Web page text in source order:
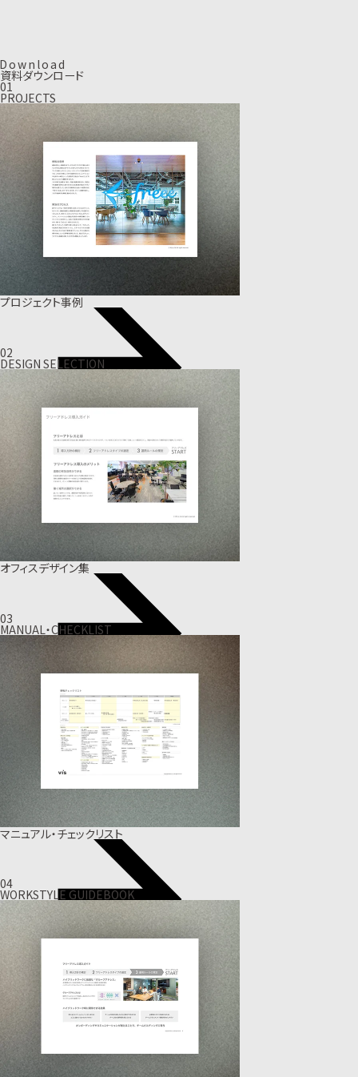
Down load
資料ダウンロード
01
PROJECTS
プロジェクト事例
02
DESIGN SELECTION
オフィスデザイン集
03
MANUAL・CHECKLIST
マニュアル・チェックリスト
04
WORKSTYLE GUIDEBOOK